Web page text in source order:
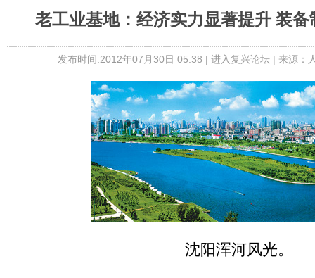
老工业基地：经济实力显著提升 装
发布时间:2012年07月30日 05:38 | 进入复兴论坛| 来源：
沈阳浑河风光。